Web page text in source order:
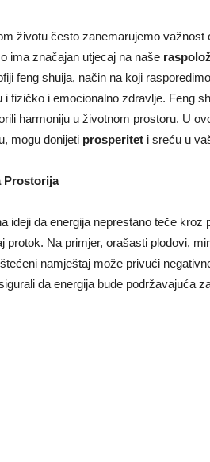
životu često zanemarujemo
ima značajan utjecaj na naše
feng shuija, način na koji
i fizičko i emocionalno zdravlje. Feng
harmoniju u životnom prostoru. U
mogu donijeti prosperitet i sreću u
Prostorija
ideji da energija neprestano teče
protok. Na primjer, orašasti plodovi,
namještaj može privući
da energija bude podržavajuća